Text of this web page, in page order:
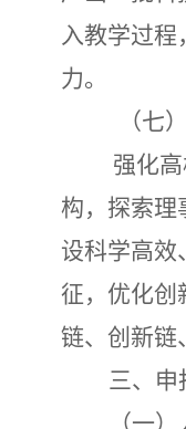
入教学过
力。
（七
强化高
构，探索理
设科学高效
征，优化创
链、创新链
三、申
（一